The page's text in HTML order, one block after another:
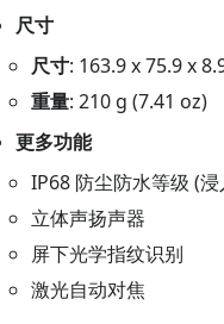
尺寸
尺寸: 163.9 x 75.9 x
重量: 210 g (7.41 oz)
更多功能
IP68 防尘防水等级 (
立体声扬声器
屏下光学指纹识别
激光自动对焦